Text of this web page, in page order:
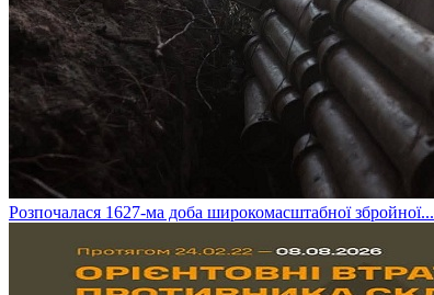
​Розпочалася 1627-ма доба широкомасштабної збройної...